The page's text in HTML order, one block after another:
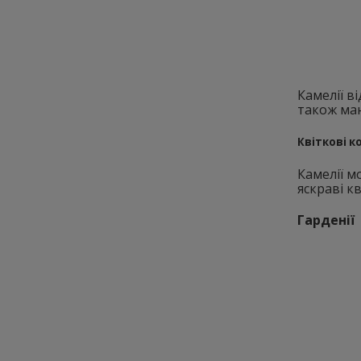
Камелії
також
Квіткові
Камелії
яскраві
Гарденії